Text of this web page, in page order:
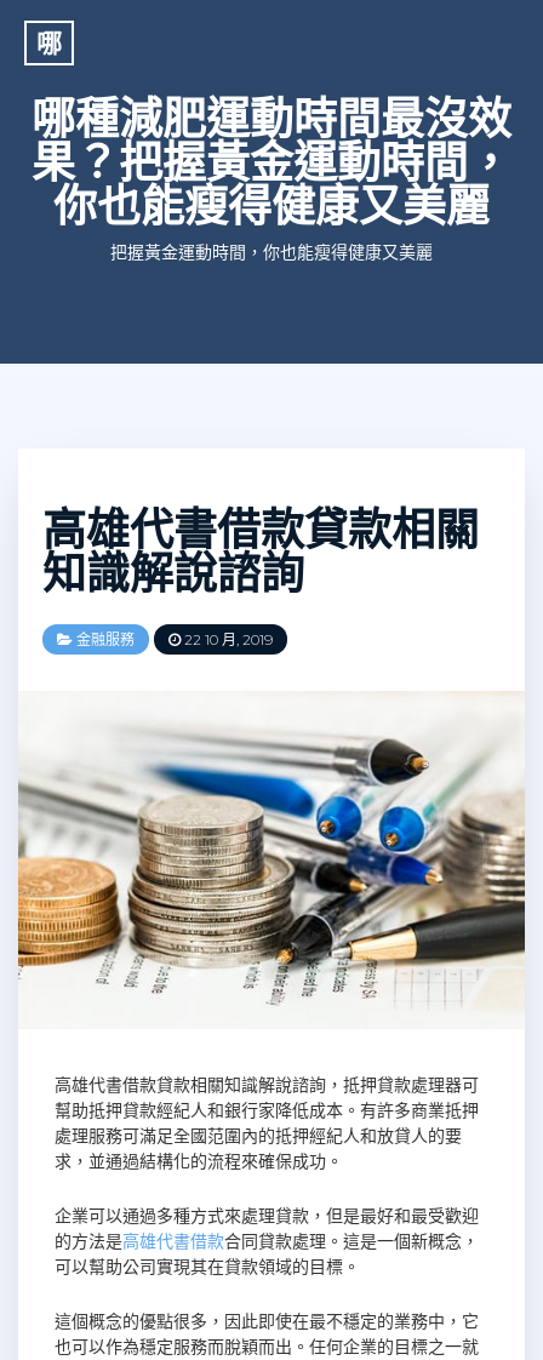
哪
哪種減肥運動時間最沒效
果？把握黃金運動時間，
你也能瘦得健康又美麗
把握黃金運動時間，你也能瘦得健康又美麗
高雄代書借款貸款相關
知識解說諮詢
金融服務 22 10 月, 2019
高雄代書借款貸款相關知識解說諮詢，抵押貸款處理器可
幫助抵押貸款經紀人和銀行家降低成本。有許多商業抵押
處理服務可滿足全國范圍內的抵押經紀人和放貸人的要
求，並通過結構化的流程來確保成功。
企業可以通過多種方式來處理貸款，但是最好和最受歡迎
的方法是高雄代書借款合同貸款處理。這是一個新概念，
可以幫助公司實現其在貸款領域的目標。
這個概念的優點很多，因此即使在最不穩定的業務中，它
也可以作為穩定服務而脫穎而出。任何企業的目標之一就